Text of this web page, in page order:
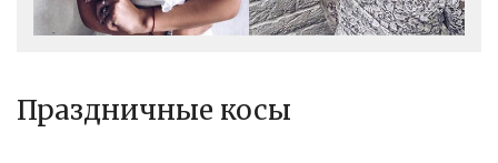
Праздничные косы